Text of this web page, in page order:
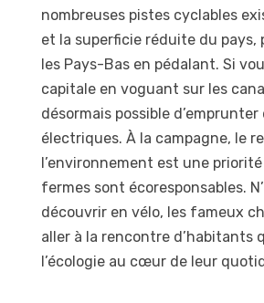
nombreuses pistes cyclables
et la superficie réduite du pays,
les Pays-Bas en pédalant. Si
capitale en voguant sur les
désormais possible
électriques. À la campagne, le
l’environnement est une
fermes sont écoresponsables.
découvrir en vélo, les fameux
aller à la rencontre d’habitants
l’écologie au cœur de leur